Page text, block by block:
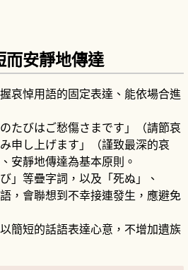
而安靜地傳達
哀悼用語的固定表達、能依場合進
たびはご愁傷さまです」（請節哀
申し上げます」（謹致最深的哀
安靜地傳達為基本原則。
」等疊字詞，以及「死ぬ」、
，會聯想到不幸接連發生，應避免
簡短的話語表達心意，不增加遺族